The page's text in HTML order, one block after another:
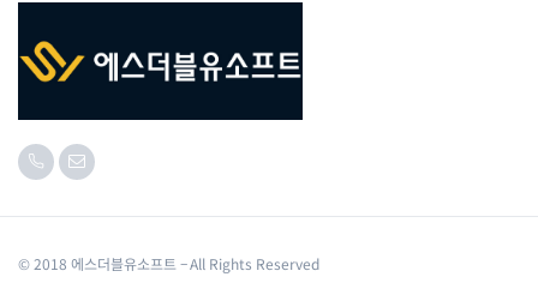
© 2018 에스더블유소프트 – All Rights Reserved